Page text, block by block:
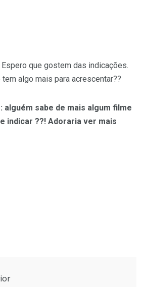
que gostem das indicações.
algo mais para acrescentar??
alguém sabe de mais algum filme
indicar ??! Adoraria ver mais